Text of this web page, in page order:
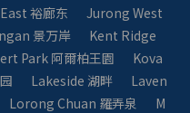
裕廊东
Jurong West
景万岸
Kent Ridge
Park 阿爾柏王園
Kova
Lakeside 湖畔
Laven
Lorong Chuan 羅弄泉
M